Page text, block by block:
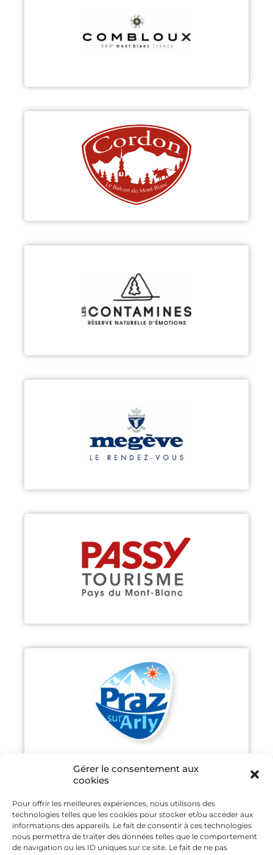
Gérer le consentement aux
cookies
Pour offrir les meilleures expériences, nous utilisons des
technologies telles que les cookies pour stocker et/ou accéder aux
informations des appareils. Le fait de consentir à ces technologies
nous permettra de traiter des données telles que le comportement
de navigation ou les ID uniques sur ce site. Le fait de ne pas
COMBLOUX
Découvrir
CORDON
Découvrir
LES CONTAMINES-MONTJOIE
Découvrir
MEGÈVE
Découvrir
PASSY
Découvrir
PRAZ-SUR-ARLY
Découvrir
SAINT GERVAIS MONT-BLANC
Découvrir